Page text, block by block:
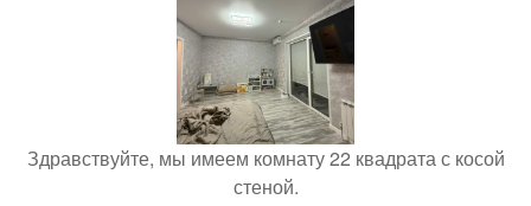
Здравствуйте, мы имеем комнату 22 квадрата с косой
стеной.